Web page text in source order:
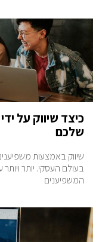
כיצד שיווק על
שלכם
שיווק באמצעות
בעולם העסקי. יותר
המשפיענים